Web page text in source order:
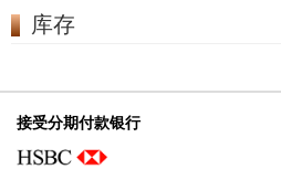
库存
接受分期付款银行